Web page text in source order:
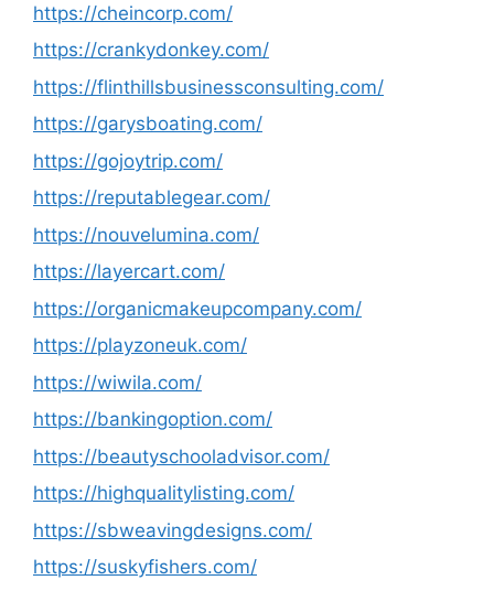
https://cheincorp.com/
https://crankydonkey.com/
https://flinthillsbusinessconsulting.com/
https://garysboating.com/
https://gojoytrip.com/
https://reputablegear.com/
https://nouvelumina.com/
https://layercart.com/
https://organicmakeupcompany.com/
https://playzoneuk.com/
https://wiwila.com/
https://bankingoption.com/
https://beautyschooladvisor.com/
https://highqualitylisting.com/
https://sbweavingdesigns.com/
https://suskyfishers.com/